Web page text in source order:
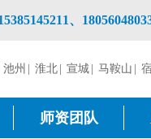
、
池州 淮北 宣城 马鞍山
师资团队